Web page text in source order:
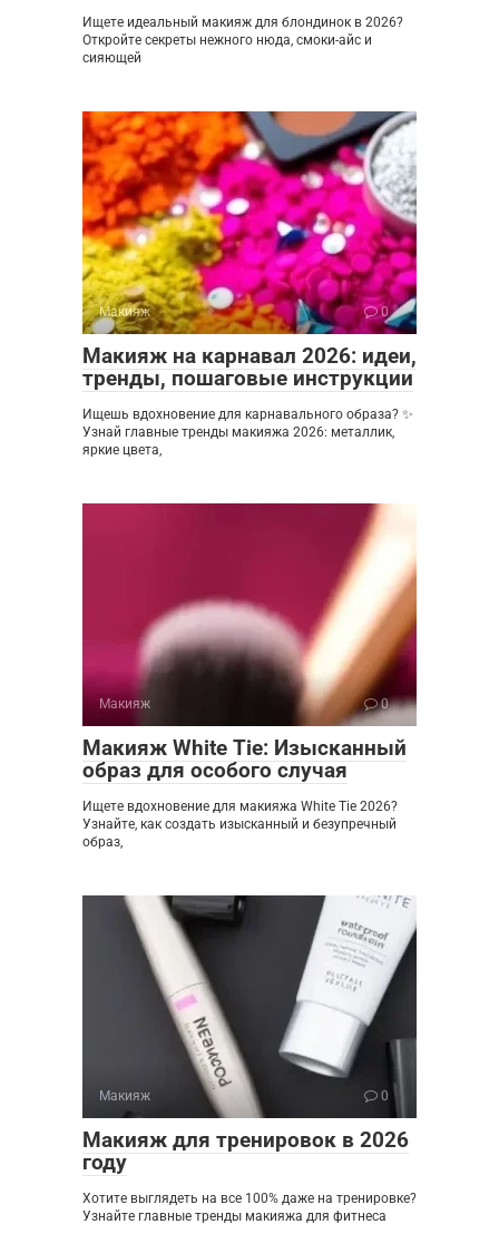
Ищете идеальный макияж для блондинок в 2026?
Откройте секреты нежного нюда, смоки-айс и
сияющей
Макияж 0
Макияж на карнавал 2026: идеи,
тренды, пошаговые инструкции
Ищешь вдохновение для карнавального образа? ✨
Узнай главные тренды макияжа 2026: металлик,
яркие цвета,
Макияж 0
Макияж White Tie: Изысканный
образ для особого случая
Ищете вдохновение для макияжа White Tie 2026?
Узнайте, как создать изысканный и безупречный
образ,
Макияж 0
Макияж для тренировок в 2026
году
Хотите выглядеть на все 100% даже на тренировке?
Узнайте главные тренды макияжа для фитнеса